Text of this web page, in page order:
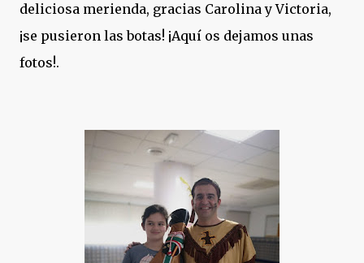
deliciosa merienda, gracias Carolina y Victoria,
¡se pusieron las botas! ¡Aquí os dejamos unas
fotos!.